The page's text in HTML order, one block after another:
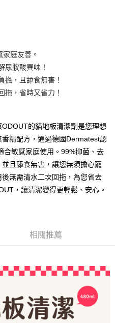
彰化商業銀行
台北富邦商業銀行
兆豐國際商業銀行
台中商業銀行
永豐商業銀行
中國信託商業銀行
依後續交易確認頁面所載為準。
分期」於每月結算日後寄送繳費提
商條碼／台灣大直營門市／銀行轉
繳費。
」後，將跳轉至「AFTEE先享後付」
，即可完成結帳。
簡訊。
此簡訊中的連結，可透過四大超商／
以上無法寄送)
免運費
庭友善。
尿胺酸異味！
擔，且舔食無害！
拖，省時又省力！
的貓地板清潔劑是您理想
精配方，通過德國Dermatest認
合敏感家庭使用。99%抑菌、去
且舔食無害，讓您無須擔心寵
無需清水二次回拖，為您省去
，讓清潔變得更輕鬆、安心。
相關推薦